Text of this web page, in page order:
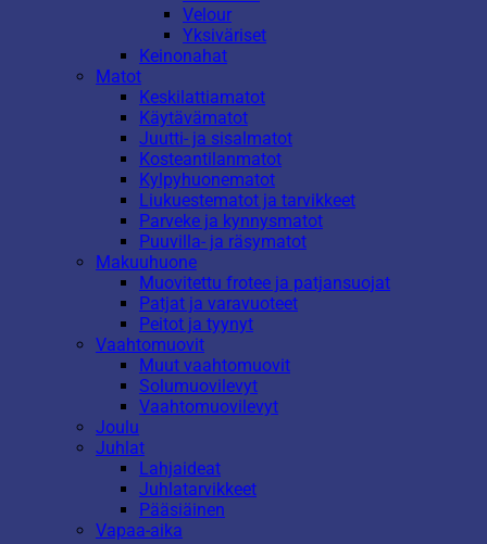
Velour
Yksiväriset
Keinonahat
Matot
Keskilattiamatot
Käytävämatot
Juutti- ja sisalmatot
Kosteantilanmatot
Kylpyhuonematot
Liukuestematot ja tarvikkeet
Parveke ja kynnysmatot
Puuvilla- ja räsymatot
Makuuhuone
Muovitettu frotee ja patjansuojat
Patjat ja varavuoteet
Peitot ja tyynyt
Vaahtomuovit
Muut vaahtomuovit
Solumuovilevyt
Vaahtomuovilevyt
Joulu
Juhlat
Lahjaideat
Juhlatarvikkeet
Pääsiäinen
Vapaa-aika